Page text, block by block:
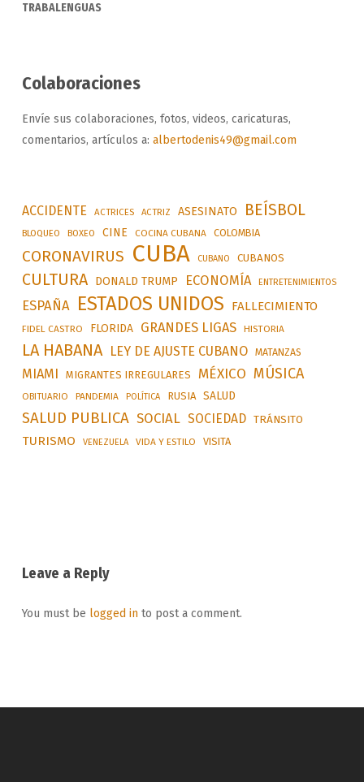
TRABALENGUAS
Colaboraciones
Envíe sus colaboraciones, fotos, videos, caricaturas,
comentarios, artículos a: albertodenis49@gmail.com
ACCIDENTE ACTRICES ACTRIZ ASESINATO BEÍSBOL
BLOQUEO BOXEO CINE COCINA CUBANA COLOMBIA
CORONAVIRUS CUBA CUBANO CUBANOS
CULTURA DONALD TRUMP ECONOMÍA ENTRETENIMIENTOS
ESPAÑA ESTADOS UNIDOS FALLECIMIENTO
FIDEL CASTRO FLORIDA GRANDES LIGAS HISTORIA
LA HABANA LEY DE AJUSTE CUBANO MATANZAS
MIAMI MIGRANTES IRREGULARES MÉXICO MÚSICA
OBITUARIO PANDEMIA POLÍTICA RUSIA SALUD
SALUD PUBLICA SOCIAL SOCIEDAD TRÁNSITO
TURISMO VENEZUELA VIDA Y ESTILO VISITA
Leave a Reply
You must be logged into post a comment.